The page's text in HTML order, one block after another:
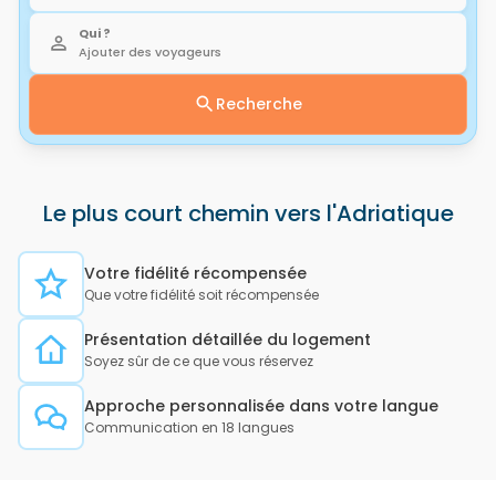
Qui ?
Ajouter des voyageurs
Recherche
Le plus court chemin vers l'Adriatique
Votre fidélité récompensée
Que votre fidélité soit récompensée
Présentation détaillée du logement
Soyez sûr de ce que vous réservez
Approche personnalisée dans votre langue
Communication en 18 langues